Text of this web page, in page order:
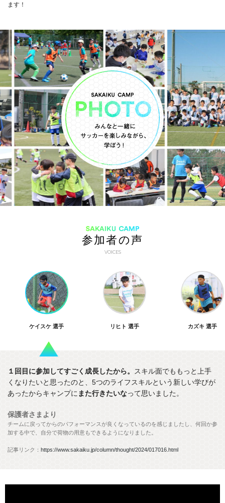
ます！
SAKAIKU CAMP
参加者の声
VOICES
ケイスケ 選手 リヒト 選手 カズキ 選手
１回目に参加してすごく成長したから。
スキル面でももっと上手
くなりたいと思ったのと、5つのライフスキルという新しい学びが
あったからキャンプに また行きたいなって思いました。
保護者さまより
チームに戻ってからのパフォーマンスが良くなっているのを感じましたし、何回か参
加する中で、 自分で荷物の用意もできるようになりました。
記事リンク： https://www.sakaiku.jp/column/thought/2024/017016.html